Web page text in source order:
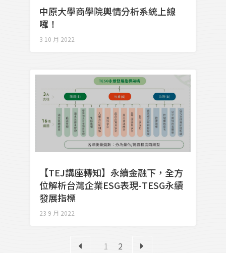
中原大學商學院輿情分析系統上線
囉！
3 10 月 2022
【TEJ講座轉知】永續金融下，全方
位解析台灣企業ESG表現-TESG永續
發展指標
23 9 月 2022
1 2